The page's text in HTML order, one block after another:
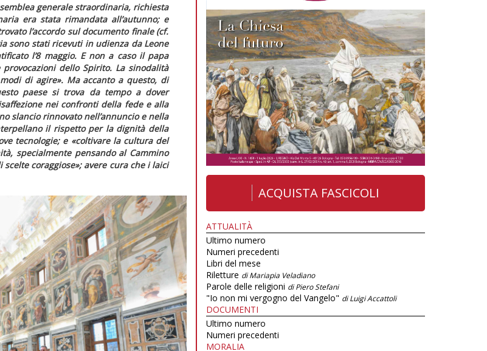
generale straordinaria, richiesta
era stata rimandata all’autunno; e
l’accordo sul documento finale (cf.
sono stati ricevuti in udienza da Leone
l’8 maggio. E non a caso il papa
dello Spirito. La sinodalità
di agire». Ma accanto a questo, di
paese si trova da tempo a dover
nei confronti della fede e alla
slancio rinnovato nell’annuncio e nella
il rispetto per la dignità della
tecnologie; e «coltivare la cultura del
specialmente pensando al Cammino
scelte coraggiose»;avere cura che i laici
ACQUISTA FASCICOLI
ATTUALITÀ
Ultimo numero
Numeri precedenti
Libri del mese
Riletture di Mariapia Veladiano
Parole delle religioni di Piero Stefani
"Io non mi vergogno del Vangelo" di Luigi Accattoli
DOCUMENTI
Ultimo numero
Numeri precedenti
MORALIA